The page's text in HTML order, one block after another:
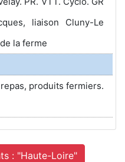
liaison Cluny-Le
la ferme
produits fermiers.
: "Haute-Loire"